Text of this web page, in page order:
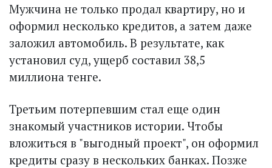
Мужчина не только продал квартиру, но и
оформил несколько кредитов, а затем даже
заложил автомобиль. В результате, как
установил суд, ущерб составил 38,5
миллиона тенге.
Третьим потерпевшим стал еще один
знакомый участников истории. Чтобы
вложиться в "выгодный проект", он оформил
кредиты сразу в нескольких банках. Позже